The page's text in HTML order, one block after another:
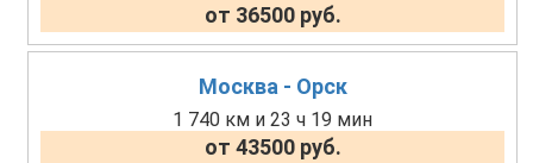
от 36500 руб.
Москва - Орск
1 740 км и 23 ч 19 мин
от 43500 руб.